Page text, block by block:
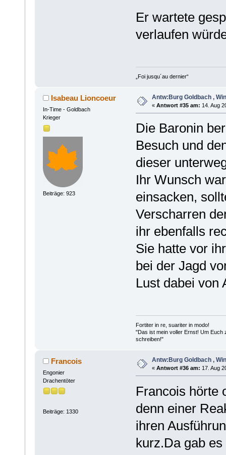
Er wartete
verlaufen
„Foi jusqu´au dernier“
Isabeau Lioncoeur
In-Time - Goldbach
Krieger
Beiträge: 923
Antw:Burg Goldbach ,
« Antwort #35 am: 14. Aug
Die Baronin
Besuch und
dieser
Ihr Wunsch
einsacken,
Verscharren
ihr ebenfalls
Sie hatte vor
bei der Jagd
Lust dabei von
Fortiter in re, suariter in modo!
"Das ist mein voller Ernst! Um Euch
schreiben!"
Francois
Engonier
Drachentöter
Beiträge: 1330
Antw:Burg Goldbach ,
« Antwort #36 am: 17. Aug
Francois hörte
denn einer
ihren
kurz.Da gab